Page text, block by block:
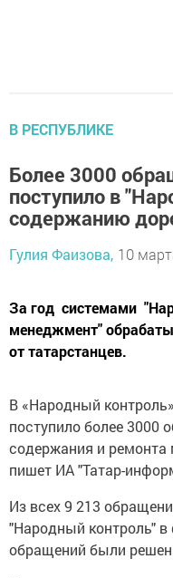
В РЕСПУБЛИКЕ
Более 3000
поступило в
содержанию
Гулия Фаизова, 10
За год системами
менеджмент"
от татарстанцев.
В «Народный
поступило более 3000
содержания и
пишет ИА "Татар-
Из всех 9 213
"Народный контроль" в
обращений были